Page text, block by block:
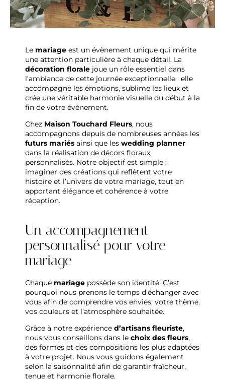
Le mariage est un évènement unique qui mérite
une attention particulière à chaque détail. La
décoration florale joue un rôle essentiel dans
l’ambiance de cette journée exceptionnelle : elle
accompagne les émotions, sublime les lieux et
crée une véritable harmonie visuelle du début à la
fin de votre évènement.
Chez Maison Touchard Fleurs, nous
accompagnons depuis de nombreuses années les
futurs mariés ainsi que les wedding planner
dans la réalisation de décors floraux
personnalisés. Notre objectif est simple :
imaginer des créations qui reflètent votre
histoire et l’univers de votre mariage, tout en
apportant élégance et cohérence à votre
réception.
Un accompagnement
personnalisé pour votre
mariage
Chaque mariage possède son identité. C’est
pourquoi nous prenons le temps d’échanger avec
vous afin de comprendre vos envies, votre thème,
vos couleurs et l’atmosphère souhaitée.
Grâce à notre expérience d’artisans fleuriste,
nous vous conseillons dans le choix des fleurs,
des formes et des compositions les plus adaptées
à votre projet. Nous vous guidons également
selon la saisonnalité afin de garantir fraîcheur,
tenue et harmonie florale.